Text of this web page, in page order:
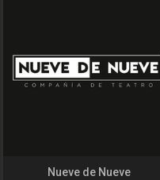
Nueve de Nueve